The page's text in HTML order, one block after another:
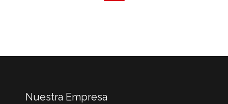
Nuestra Empresa